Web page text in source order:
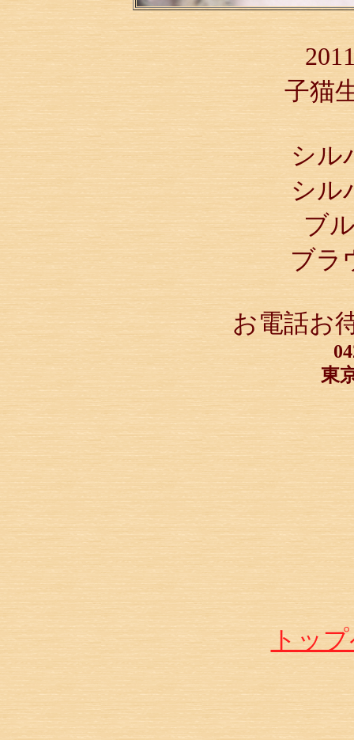
子猫
シル
シル
ブ
ブラ
お電話お
東
トッ